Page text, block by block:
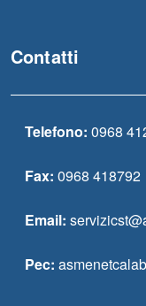
Contatti
Telefono: 0968
Fax: 0968 418792
Email:
Pec: